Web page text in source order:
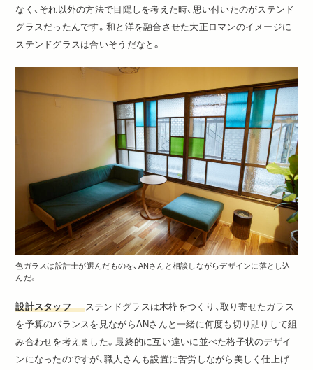
なく、それ以外の方法で目隠しを考えた時、思い付いたのがステンド
グラスだったんです。和と洋を融合させた大正ロマンのイメージに
ステンドグラスは合いそうだなと。
色ガラスは設計士が選んだものを、ANさんと相談しながらデザインに落とし込
んだ。
設計スタッフ
ステンドグラスは木枠をつくり、取り寄せたガラス
を予算のバランスを見ながらANさんと一緒に何度も切り貼りして組
み合わせを考えました。最終的に互い違いに並べた格子状のデザイ
ンになったのですが、職人さんも設置に苦労しながら美しく仕上げ